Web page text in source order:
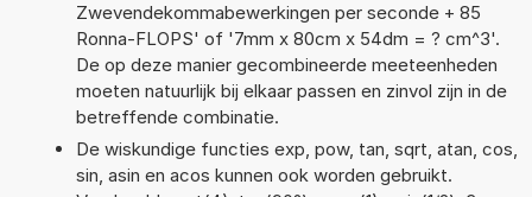
Zwevendekommabewerkingen per seconde + 85
Ronna-FLOPS' of '7mm x 80cm x 54dm = ? cm^3'.
De op deze manier gecombineerde meeteenheden
moeten natuurlijk bij elkaar passen en zinvol zijn in de
betreffende combinatie.
De wiskundige functies exp, pow, tan, sqrt, atan, cos,
sin, asin en acos kunnen ook worden gebruikt.